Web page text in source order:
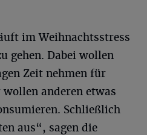
im Weihnachtsstress
gehen. Dabei wollen
Zeit nehmen für
anderen etwas
Schließlich
aus“, sagen die